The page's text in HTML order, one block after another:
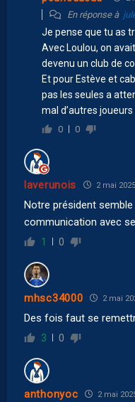
En réponse à
Je pense que tu as
Avec Loulou, on
devenu un club de
Et pour Estève et
pas les seules a
mal d’autres
0 0
laverunois 2 mai
Notre président
communication avec
1 0
mhsc34000 2 mai
Des fois faut se
3 0
anthonyoc 2 mai